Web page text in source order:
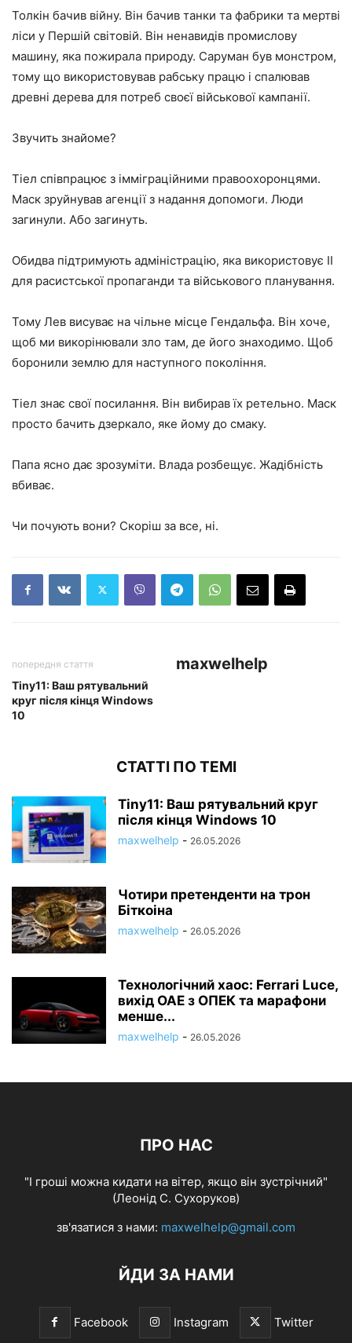
Толкін бачив війну. Він бачив танки та фабрики та мертві
ліси у Першій світовій. Він ненавидів промислову
машину, яка пожирала природу. Саруман був монстром,
тому що використовував рабську працю і спалював
древні дерева для потреб своєї військової кампанії.
Звучить знайоме?
Тіел співпрацює з імміграційними правоохоронцями.
Маск зруйнував агенції з надання допомоги. Люди
загинули. Або загинуть.
Обидва підтримують адміністрацію, яка використовує ІІ
для расистської пропаганди та військового планування.
Тому Лев висуває на чільне місце Гендальфа. Він хоче,
щоб ми викорінювали зло там, де його знаходимо. Щоб
боронили землю для наступного покоління.
Тіел знає свої посилання. Він вибирав їх ретельно. Маск
просто бачить дзеркало, яке йому до смаку.
Папа ясно дає зрозуміти. Влада розбещує. Жадібність
вбиває.
Чи почують вони? Скоріш за все, ні.
попередня стаття
Tiny11: Ваш рятувальний
круг після кінця Windows
10
maxwelhelp
СТАТТІ ПО ТЕМІ
Tiny11: Ваш рятувальний круг
після кінця Windows 10
maxwelhelp - 26.05.2026
Чотири претенденти на трон
Біткоіна
maxwelhelp - 26.05.2026
Технологічний хаос: Ferrari Luce,
вихід ОАЕ з ОПЕК та марафони
менше...
maxwelhelp - 26.05.2026
ПРО НАС
"І гроші можна кидати на вітер, якщо він зустрічний"
(Леонід С. Сухоруков)
зв'язатися з нами: maxwelhelp@gmail.com
ЙДИ ЗА НАМИ
Facebook Instagram Twitter